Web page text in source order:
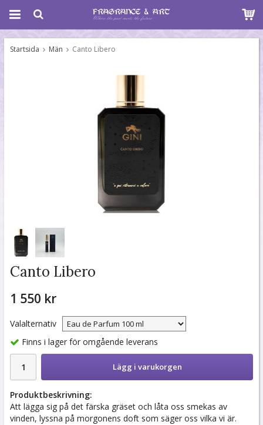
Startsida Män Canto Libero
Canto Libero
1 550 kr
Valalternativ
Finns i lager för omgående leverans
Lägg i varukorgen
Produktbeskrivning:
Att lägga sig på det färska gräset och låta oss smekas av
vinden, lyssna på morgonens doft som säger oss vilka vi är.